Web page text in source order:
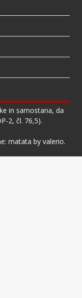
in samostana, da
2, čl. 76,5).
matata by valerio.